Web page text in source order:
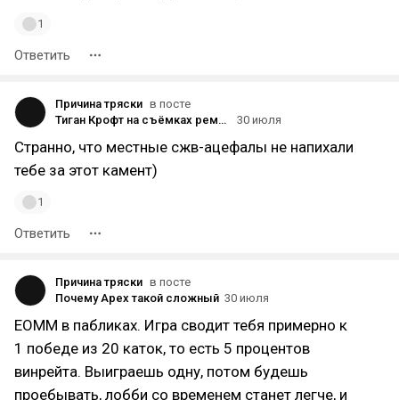
1
Ответить
Причина тряски в посте
Тиган Крофт на съёмках ремейка Рапунцель
30 июля
Странно, что местные сжв-ацефалы не напихали
тебе за этот камент)
1
Ответить
Причина тряски в посте
Почему Apex такой сложный 30 июля
ЕОММ в пабликах. Игра сводит тебя примерно к
1 победе из 20 каток, то есть 5 процентов
винрейта. Выиграешь одну, потом будешь
проебывать, лобби со временем станет легче, и